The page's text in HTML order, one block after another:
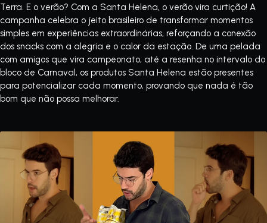
Terra. E o verão? Com a Santa Helena, o verão vira curtição! A
campanha celebra o jeito brasileiro de transformar momentos
simples em experiências extraordinárias, reforçando a conexão
dos snacks com a alegria e o calor da estação. De uma pelada
com amigos que vira campeonato, até a resenha no intervalo do
bloco de Carnaval, os produtos Santa Helena estão presentes
para potencializar cada momento, provando que nada é tão
bom que não possa melhorar.